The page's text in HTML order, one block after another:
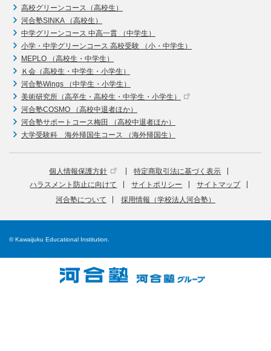
高校グリーンコース（高校生）
河合塾SINKA （高校生）
中学グリーンコース 中高一貫 （中学生）
小学・中学グリーンコース 高校受験 （小・中学生）
MEPLO （高校生・中学生）
Ｋ会（高校生・中学生・小学生）
河合塾Wings （中学生・小学生）
美術研究所（高卒生・高校生・中学生・小学生）
河合塾COSMO （高校中退者ほか）
河合塾サポートコース梅田 （高校中退者ほか）
大学受験科 海外帰国生コース （海外帰国生）
個人情報保護方針
特定商取引法に基づく表示
ハラスメント防止に向けて
サイトポリシー
サイトマップ
河合塾について
採用情報（学校法人河合塾）
© Kawaijuku Educational Institution.